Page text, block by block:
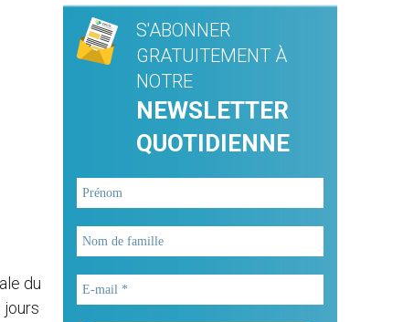
du
jours
S'ABONNER
GRATUITEMENT À
NOTRE
NEWSLETTER
QUOTIDIENNE